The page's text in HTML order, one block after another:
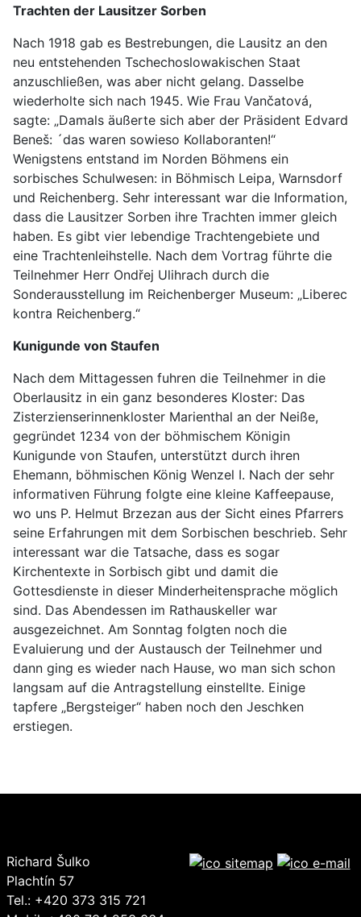
Trachten der Lausitzer Sorben
Nach 1918 gab es Bestrebungen, die Lausitz an den
neu entstehenden Tschechoslowakischen Staat
anzuschließen, was aber nicht gelang. Dasselbe
wiederholte sich nach 1945. Wie Frau Vančatová,
sagte: „Damals äußerte sich aber der Präsident Edvard
Beneš: ´das waren sowieso Kollaboranten!“
Wenigstens entstand im Norden Böhmens ein
sorbisches Schulwesen: in Böhmisch Leipa, Warnsdorf
und Reichenberg. Sehr interessant war die Information,
dass die Lausitzer Sorben ihre Trachten immer gleich
haben. Es gibt vier lebendige Trachtengebiete und
eine Trachtenleihstelle. Nach dem Vortrag führte die
Teilnehmer Herr Ondřej Ulihrach durch die
Sonderausstellung im Reichenberger Museum: „Liberec
kontra Reichenberg.“
Kunigunde von Staufen
Nach dem Mittagessen fuhren die Teilnehmer in die
Oberlausitz in ein ganz besonderes Kloster: Das
Zisterzienserinnenkloster Marienthal an der Neiße,
gegründet 1234 von der böhmischem Königin
Kunigunde von Staufen, unterstützt durch ihren
Ehemann, böhmischen König Wenzel I. Nach der sehr
informativen Führung folgte eine kleine Kaffeepause,
wo uns P. Helmut Brzezan aus der Sicht eines Pfarrers
seine Erfahrungen mit dem Sorbischen beschrieb. Sehr
interessant war die Tatsache, dass es sogar
Kirchentexte in Sorbisch gibt und damit die
Gottesdienste in dieser Minderheitensprache möglich
sind. Das Abendessen im Rathauskeller war
ausgezeichnet. Am Sonntag folgten noch die
Evaluierung und der Austausch der Teilnehmer und
dann ging es wieder nach Hause, wo man sich schon
langsam auf die Antragstellung einstellte. Einige
tapfere „Bergsteiger“ haben noch den Jeschken
erstiegen.
Richard Šulko
Plachtín 57
Tel.: +420 373 315 721